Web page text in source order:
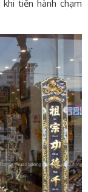
tiến hành chạm